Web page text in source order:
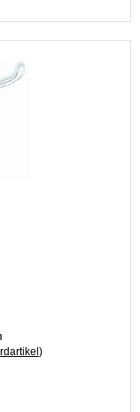
)